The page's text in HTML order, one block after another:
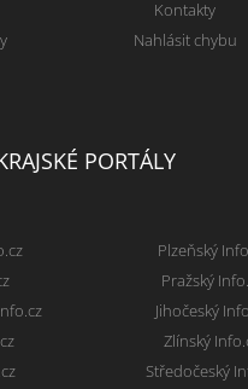
Kontakty
Nahlásit chybu
PORTÁLY
Plzeňský
Pražský
Jihočeský
Zlínský
Středočeský